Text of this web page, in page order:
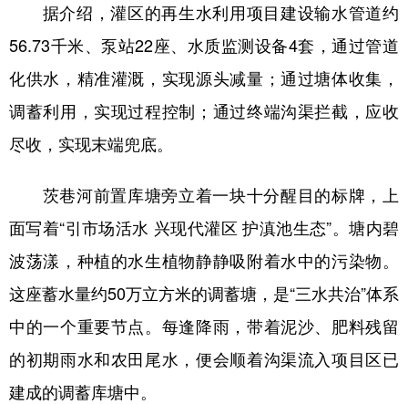
据介绍，灌区的再生水利用项目建设输水管道约
56.73千米、泵站22座、水质监测设备4套，通过管道
化供水，精准灌溉，实现源头减量；通过塘体收集，
调蓄利用，实现过程控制；通过终端沟渠拦截，应收
尽收，实现末端兜底。
茨巷河前置库塘旁立着一块十分醒目的标牌，上
面写着“引市场活水 兴现代灌区 护滇池生态”。塘内碧
波荡漾，种植的水生植物静静吸附着水中的污染物。
这座蓄水量约50万立方米的调蓄塘，是“三水共治”体系
中的一个重要节点。每逢降雨，带着泥沙、肥料残留
的初期雨水和农田尾水，便会顺着沟渠流入项目区已
建成的调蓄库塘中。